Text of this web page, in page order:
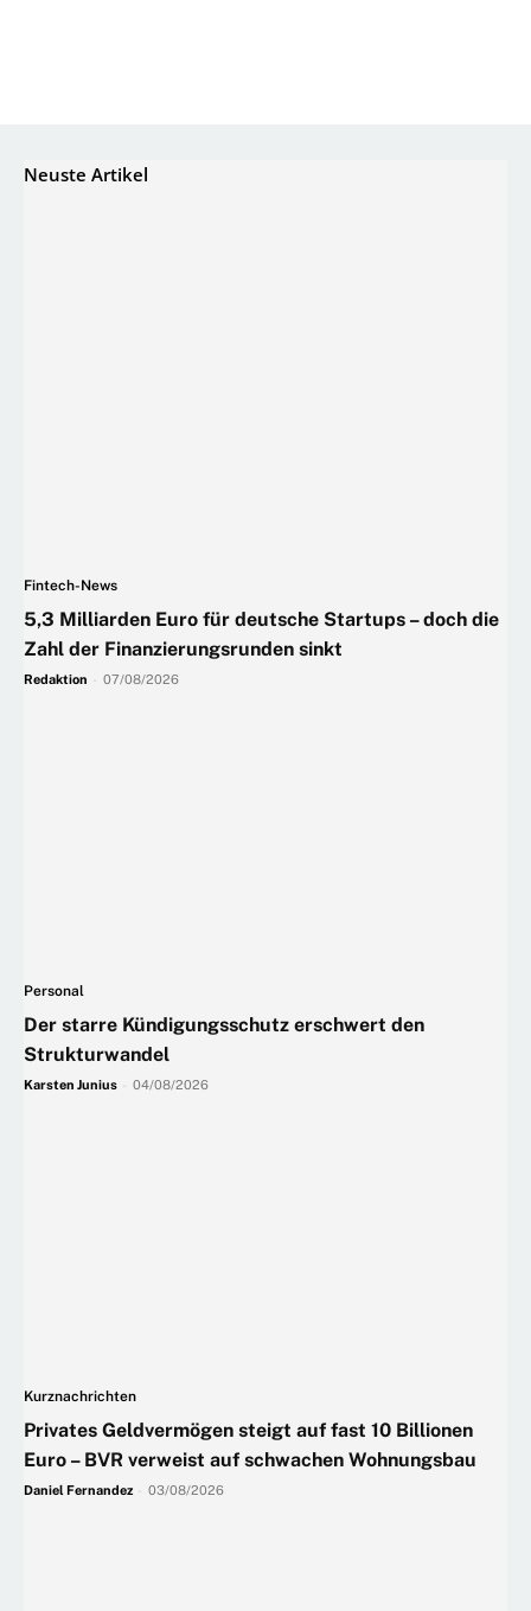
Neuste Artikel
Fintech-News
5,3 Milliarden Euro für deutsche Startups – doch die
Zahl der Finanzierungsrunden sinkt
Redaktion 07/08/2026
Personal
Der starre Kündigungsschutz erschwert den
Strukturwandel
Karsten Junius 04/08/2026
Kurznachrichten
Privates Geldvermögen steigt auf fast 10 Billionen
Euro – BVR verweist auf schwachen Wohnungsbau
Daniel Fernandez 03/08/2026